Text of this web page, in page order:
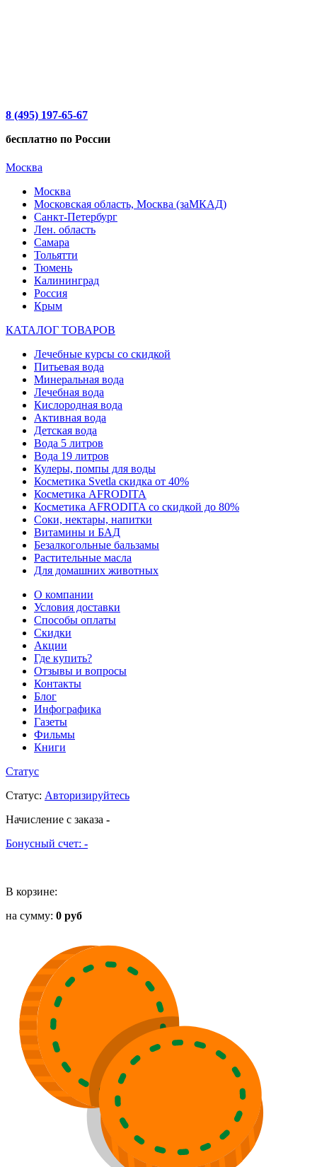
8 (495) 197-65-67
бесплатно по России
Москва
Москва
Московская область, Москва (заМКАД)
Санкт-Петербург
Лен. область
Самара
Тольятти
Тюмень
Калининград
Россия
Крым
КАТАЛОГ ТОВАРОВ
Лечебные курсы со скидкой
Питьевая вода
Минеральная вода
Лечебная вода
Кислородная вода
Активная вода
Детская вода
Вода 5 литров
Вода 19 литров
Кулеры, помпы для воды
Косметика Svetla скидка от 40%
Косметика AFRODITA
Косметика AFRODITA со скидкой до 80%
Соки, нектары, напитки
Витамины и БАД
Безалкогольные бальзамы
Растительные масла
Для домашних животных
О компании
Условия доставки
Способы оплаты
Скидки
Акции
Где купить?
Отзывы и вопросы
Контакты
Блог
Инфографика
Газеты
Фильмы
Книги
Статус
Статус: Авторизируйтесь
Начисление с заказа -
Бонусный счет: -
В корзине:
на сумму: 0 руб